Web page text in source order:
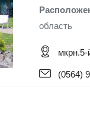
область
(0564)